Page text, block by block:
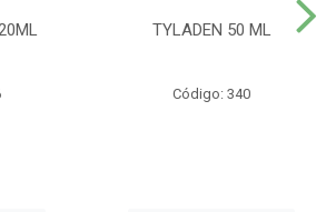
TYLADEN 50 ML
Código: 340